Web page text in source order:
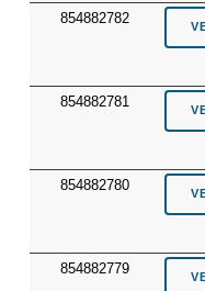
854882782
854882781
854882780
854882779